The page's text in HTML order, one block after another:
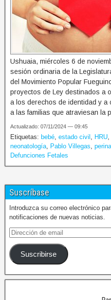
Ushuaia, miércoles 6 de
sesión ordinaria de la
del Movimiento Popular
proyectos de Ley destinados a
a los derechos de identidad y a
a las familias que atraviesan la
Actualizado: 07/11/2024 — 09:45
Etiquetas: bebé estado civil HRU
neonatología
Pablo Villegas
Defunciones Fetales
Suscríbase
Introduzca su correo electrónico
notificaciones de nuevas noticias.
Suscribirse